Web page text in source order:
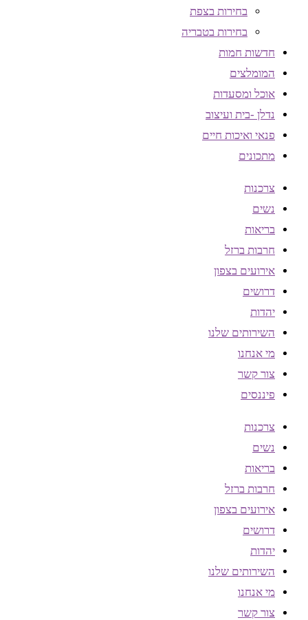
בחירות בצפת
בחירות בטבריה
חדשות חמות
המומלצים
אוכל ומסעדות
נדלן -בית ועיצוב
פנאי ואיכות חיים
מתכונים
צרכנות
נשים
בריאות
חרבות ברזל
אירועים בצפון
דרושים
יהדות
השירותים שלנו
מי אנחנו
צור קשר
פיננסים
צרכנות
נשים
בריאות
חרבות ברזל
אירועים בצפון
דרושים
יהדות
השירותים שלנו
מי אנחנו
צור קשר